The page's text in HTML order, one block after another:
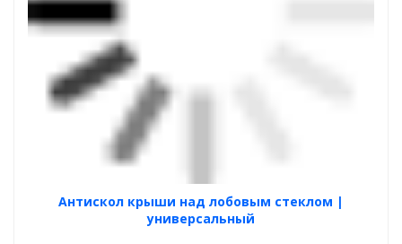
Антискол крыши над лобовым стеклом |
универсальный